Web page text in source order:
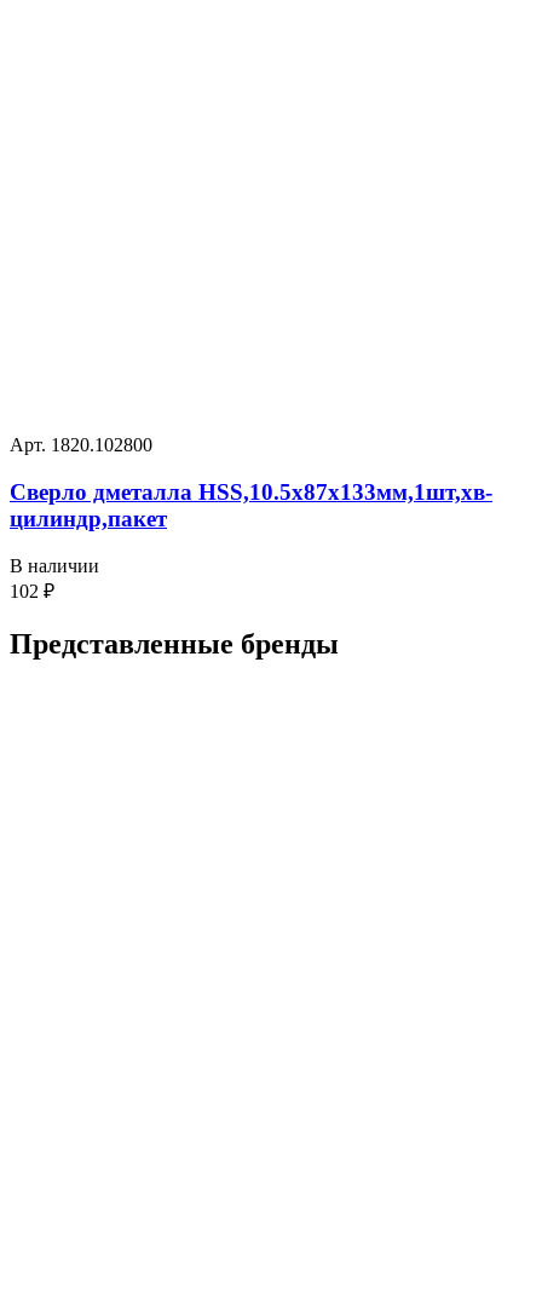
Арт. 1820.102800
Сверло дметалла HSS,10.5х87х133мм,1шт,хв-
цилиндр,пакет
В наличии
102 ₽
Представленные бренды